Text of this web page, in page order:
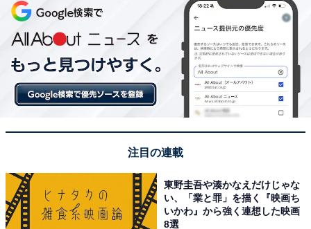
注目の連載
東野圭吾や湊かなえだけじゃな
い、「業と罪」を描く『映画ち
いかわ』から強く連想した映画
8選